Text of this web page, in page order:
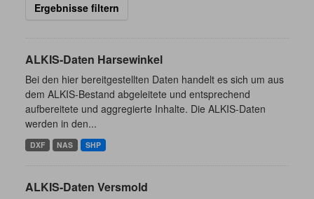
Ergebnisse filtern
ALKIS-Daten Harsewinkel
Bei den hier bereitgestellten Daten handelt es sich um aus
dem ALKIS-Bestand abgeleitete und entsprechend
aufbereitete und aggregierte Inhalte. Die ALKIS-Daten
werden in den...
DXF NAS SHP
ALKIS-Daten Versmold